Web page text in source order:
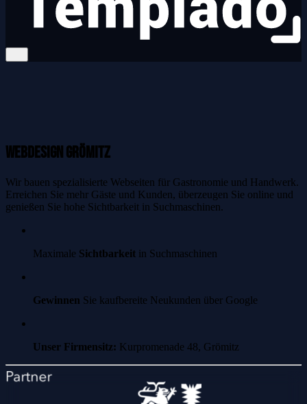
Webdesign Grömitz
Wir bauen spezialisierte Webseiten für Gastronomie und Handwerk.
Erreichen Sie mehr Gäste und Kunden, überzeugen Sie online und
genießen Sie hohe Sichtbarkeit in Suchmaschinen.
Maximale Sichtbarkeit in Suchmaschinen
Gewinnen Sie kaufbereite Neukunden über Google
Unser Firmensitz: Kurpromenade 48, Grömitz